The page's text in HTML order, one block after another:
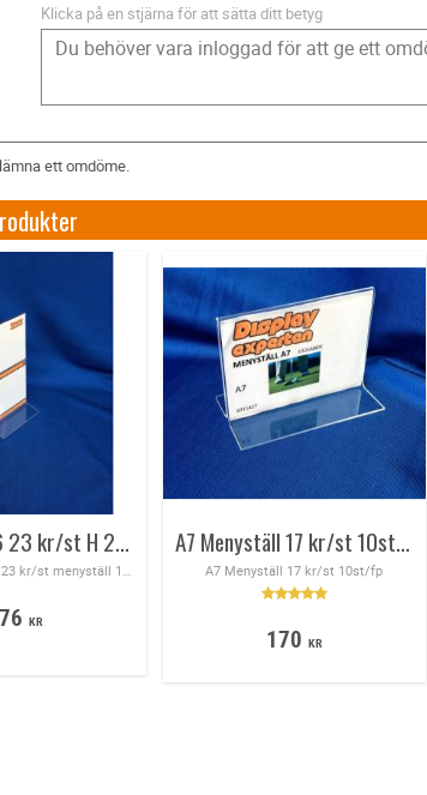
Klicka på en stjärna för att sätta ditt betyg
ett omdöme.
Menyställ A6 23 kr/st H 21,5 cm x B 10,2 mm 12st/ fp
KR
A7 Menyställ 17 kr/st 10st/fp
A7 Menyställ 17 kr/st 10st/fp
170 KR